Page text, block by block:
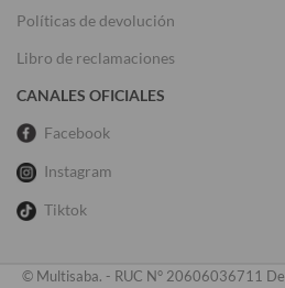
Políticas de devolución
Libro de reclamaciones
CANALES OFICIALES
Facebook
Instagram
Tiktok
© Multisaba. - RUC N° 20606036711